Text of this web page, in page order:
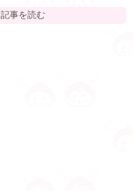
記事を読む